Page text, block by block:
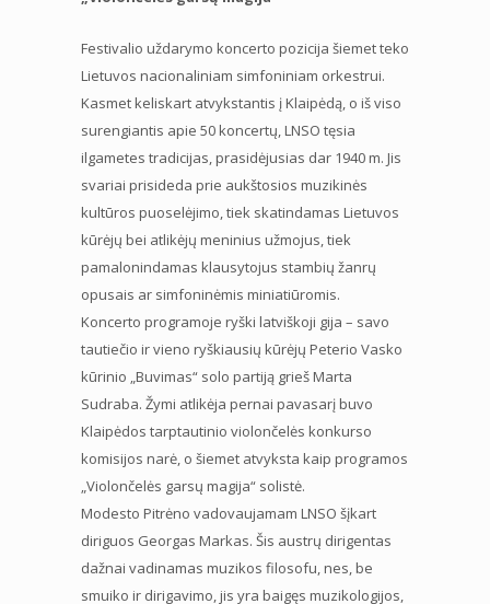
Festivalio uždarymo koncerto pozicija šiemet teko
Lietuvos nacionaliniam simfoniniam orkestrui.
Kasmet keliskart atvykstantis į Klaipėdą, o iš viso
surengiantis apie 50 koncertų, LNSO tęsia
ilgametes tradicijas, prasidėjusias dar 1940 m. Jis
svariai prisideda prie aukštosios muzikinės
kultūros puoselėjimo, tiek skatindamas Lietuvos
kūrėjų bei atlikėjų meninius užmojus, tiek
pamalonindamas klausytojus stambių žanrų
opusais ar simfoninėmis miniatiūromis.
Koncerto programoje ryški latviškoji gija – savo
tautiečio ir vieno ryškiausių kūrėjų Peterio Vasko
kūrinio „Buvimas“ solo partiją grieš Marta
Sudraba. Žymi atlikėja pernai pavasarį buvo
Klaipėdos tarptautinio violončelės konkurso
komisijos narė, o šiemet atvyksta kaip programos
„Violončelės garsų magija“ solistė.
Modesto Pitrėno vadovaujamam LNSO šįkart
diriguos Georgas Markas. Šis austrų dirigentas
dažnai vadinamas muzikos filosofu, nes, be
smuiko ir dirigavimo, jis yra baigęs muzikologijos,